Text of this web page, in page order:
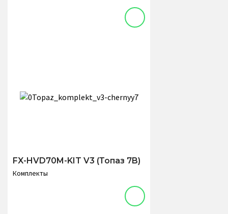
FX-HVD70M-KIT V3 (Топаз 7B)
Комплекты